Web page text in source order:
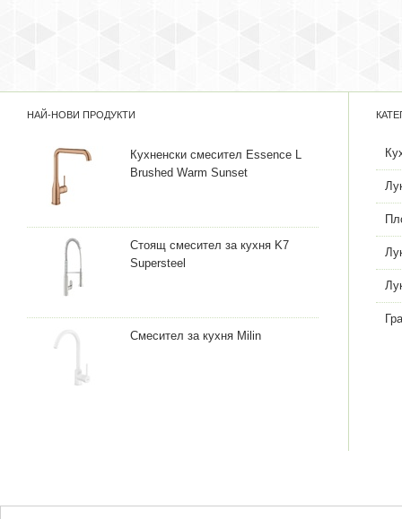
НАЙ-НОВИ ПРОДУКТИ
Кухненски смесител Essence L
Brushed Warm Sunset
Стоящ смесител за кухня K7
Supersteel
Смесител за кухня Milin